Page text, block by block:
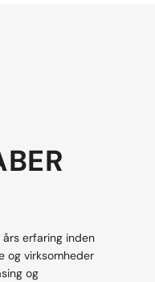
erfaring inden
og virksomheder
og